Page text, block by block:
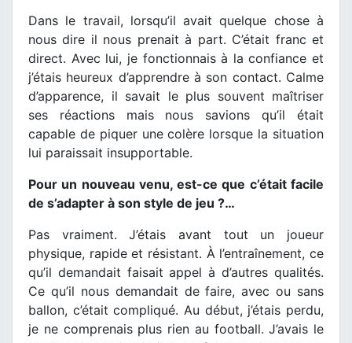
Dans le travail, lorsqu’il avait quelque chose à
nous dire il nous prenait à part. C’était franc et
direct. Avec lui, je fonctionnais à la confiance et
j’étais heureux d’apprendre à son contact. Calme
d’apparence, il savait le plus souvent maîtriser
ses réactions mais nous savions qu’il était
capable de piquer une colère lorsque la situation
lui paraissait insupportable.
Pour un nouveau venu, est-ce que c’était facile
de s’adapter à son style de jeu ?…
Pas vraiment. J’étais avant tout un joueur
physique, rapide et résistant. À l’entraînement, ce
qu’il demandait faisait appel à d’autres qualités.
Ce qu’il nous demandait de faire, avec ou sans
ballon, c’était compliqué. Au début, j’étais perdu,
je ne comprenais plus rien au football. J’avais le